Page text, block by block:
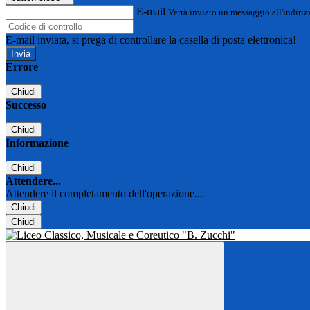
E-mail Verrà inviato un messaggio
E-mail inviata, si prega di controllare la casella di posta elettronica!
Errore
Chiudi
Successo
Chiudi
Informazione
Chiudi
Attendere...
Attendere il completamento dell'operazione...
Chiudi
Chiudi